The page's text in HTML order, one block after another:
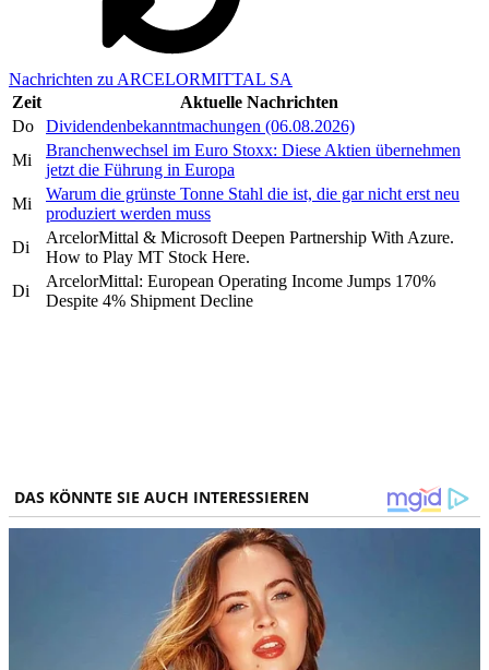
Nachrichten zu ARCELORMITTAL SA
Zeit
Aktuelle Nachrichten
Do
Dividendenbekanntmachungen (06.08.2026)
Mi
Branchenwechsel im Euro Stoxx: Diese Aktien übernehmen
jetzt die Führung in Europa
Mi
Warum die grünste Tonne Stahl die ist, die gar nicht erst neu
produziert werden muss
Di
ArcelorMittal & Microsoft Deepen Partnership With Azure.
How to Play MT Stock Here.
Di
ArcelorMittal: European Operating Income Jumps 170%
Despite 4% Shipment Decline